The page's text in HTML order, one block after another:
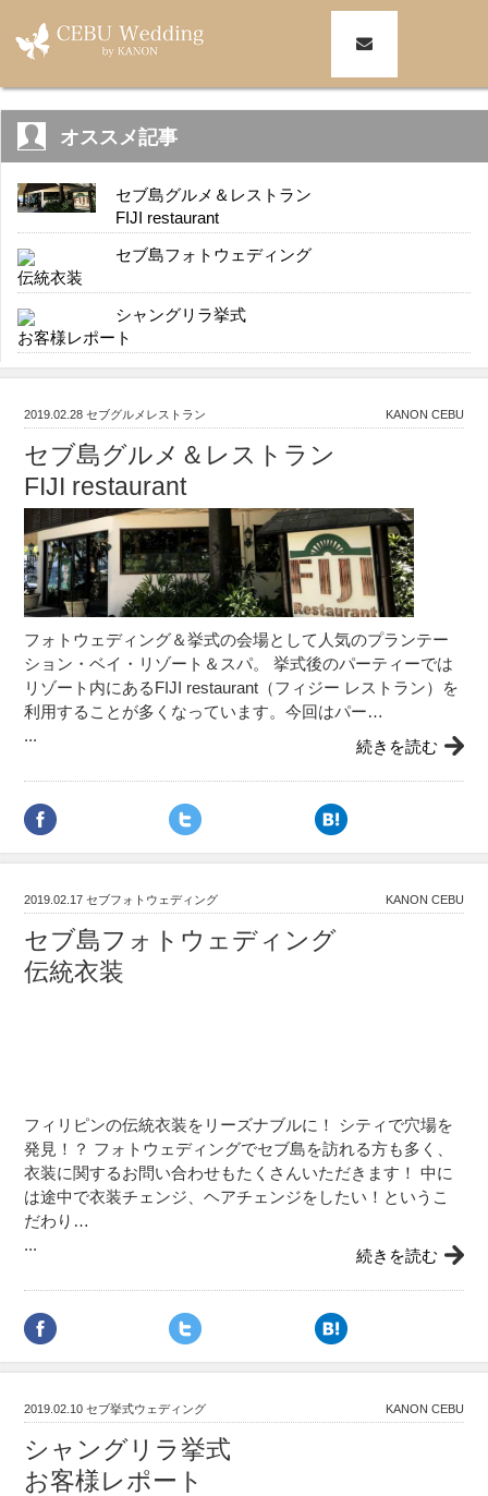
オススメ記事
セブ島グルメ＆レストラン
FIJI restaurant
セブ島フォトウェディング
伝統衣装
シャングリラ挙式
お客様レポート
2019.02.28 セブグルメレストラン KANON CEBU
セブ島グルメ＆レストラン
FIJI restaurant
フォトウェディング＆挙式の会場として人気のプランテー
ション・ベイ・リゾート＆スパ。 挙式後のパーティーでは
リゾート内にあるFIJI restaurant（フィジー レストラン）を
利用することが多くなっています。今回はパー…
...
続きを読む
2019.02.17 セブフォトウェディング KANON CEBU
セブ島フォトウェディング
伝統衣装
フィリピンの伝統衣装をリーズナブルに！ シティで穴場を
発見！？ フォトウェディングでセブ島を訪れる方も多く、
衣装に関するお問い合わせもたくさんいただきます！ 中に
は途中で衣装チェンジ、ヘアチェンジをしたい！というこ
だわり…
...
続きを読む
2019.02.10 セブ挙式ウェディング KANON CEBU
シャングリラ挙式
お客様レポート